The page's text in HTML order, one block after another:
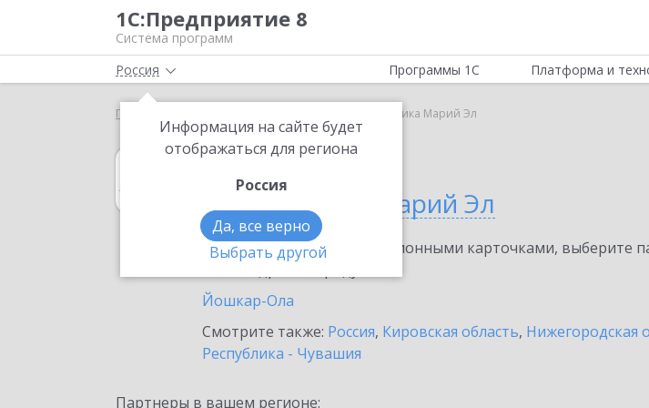
1С:Предприятие 8
Система программ
Россия
Информация на сайте будет
отображаться для региона
Россия
Да, все верно
Выбрать другой
Программы 1С Платформа и
Главная Республика Марий Эл
1С:Архив
в Республике Марий Эл
Ознакомьтесь с информационными карточками, выберите
Йошкар-Ола
Смотрите также: Россия, Кировская область, Нижегородская
Республика - Чувашия
Партнеры в вашем регионе: